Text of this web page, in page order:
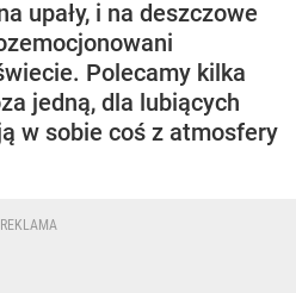
upały, i na deszczowe
Polecamy kilka
jedną, dla lubiących
w sobie coś z atmosfery